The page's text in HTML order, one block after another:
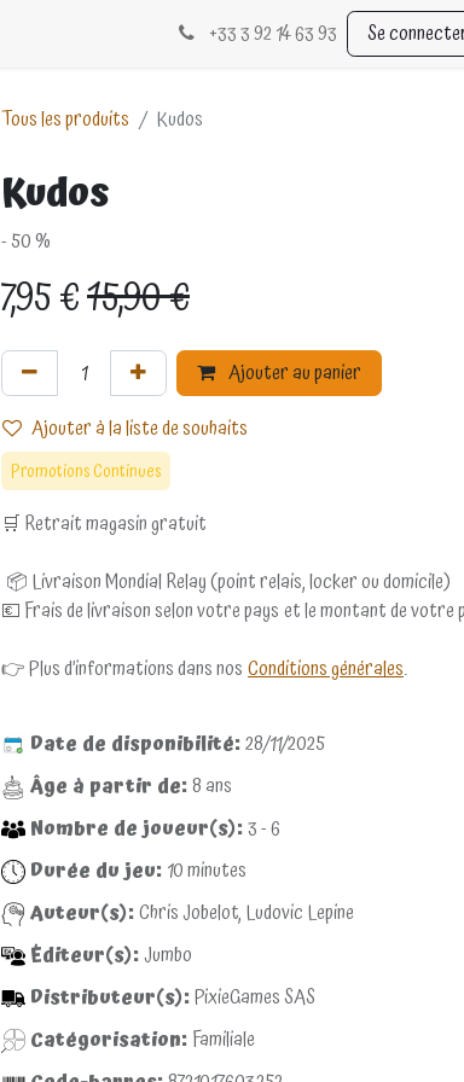
+33 3 92 14 63 93 Se
Tous les produits Kudos
Kudos
- 50 %
7,95€15,90€
Ajouter au panier
Ajouter à la liste de souhaits
Promotions Continues
🛒 Retrait magasin gratuit
📦 Livraison Mondial Relay (point relais, locker ou domicile)
💶 Frais de livraison selon votre pays et le montant de votre
👉 Plus d’informations dans nosConditions générales.
Date de disponibilité:28/11/2025
Âge à partir de:8ans
Nombre de joueur(s):3 - 6
Durée du jeu:10minutes
Auteur(s):Chris Jobelot, Ludovic Lepine
Éditeur(s):Jumbo
Distributeur(s):PixieGames SAS
Catégorisation:Familiale